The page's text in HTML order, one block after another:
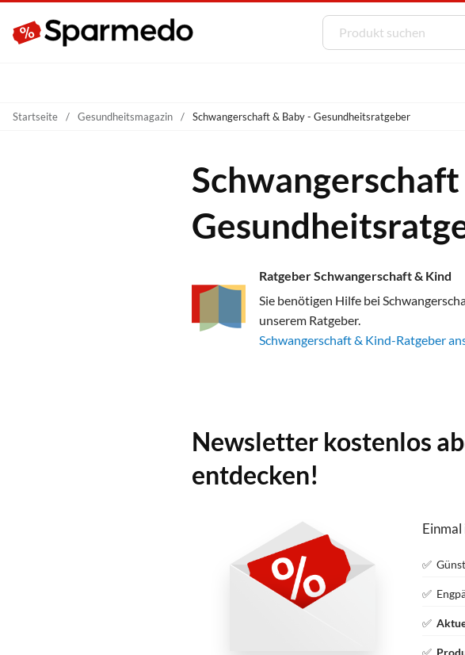
Startseite Gesundheitsmagazin Schwangerschaft & Baby - Gesundheitsratgeber
Schwangerschaft
Ratgeber Schwangerschaft & Kind
Sie benötigen Hilfe bei
unserem Ratgeber.
Schwangerschaft & Kind-Ratgeber
Newsletter kostenlos
entdecken!
✅
✅
✅